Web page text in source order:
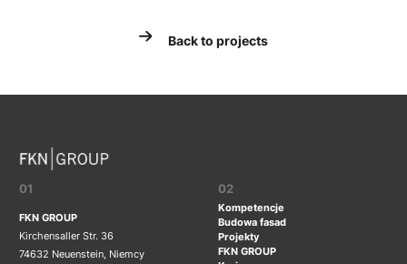
Back to projects
01
FKN GROUP
Kirchensaller Str. 36
74632 Neuenstein, Niemcy
02
Kompetencje
Budowa fasad
Projekty
FKN GROUP